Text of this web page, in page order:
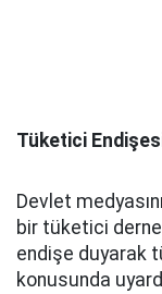
Tüketici
Devlet
bir tüketici
endişe duyarak
konusunda